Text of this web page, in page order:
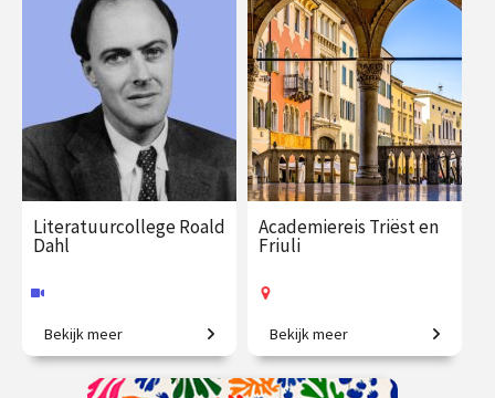
€ 35.00
vanaf 20
sep.
Online
€ 35.00
vanaf 6
okt.
Online
Literatuurcollege Roald
Dahl
Gruwelijke rijmen,
buitengewone verhalen en
eigenzinnige helden.
Bekijk meer
Academiereis Triëst en
Friuli
6-daagse reis o.l.v. Frederike
Upmeijer, Liesje Schreuders
en Patricia Huisman
Bekijk meer